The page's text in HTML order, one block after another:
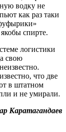
водку не
как раз таки
спирте.
логистики
свою
что две
в штатном
и не умирали.
Каратагандаев